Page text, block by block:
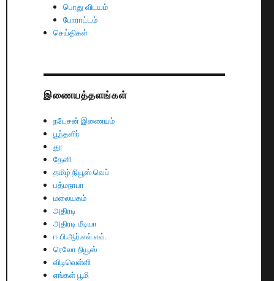
பொது விடயம்
போராட்டம்
செய்திகள்
இணையத்தளங்கள்
நடேசன் இணையம்
பூந்தளிர்
தூ
தேனி
தமிழ் நியூஸ் வெப்
பத்மநாபா
மலையகம்
அதிரடி
அதிரடி மீடியா
ஈ.பி.ஆர்.எல்.எவ்.
ரெலோ நியூஸ்
விடிவெள்ளி
எங்கள் பூமி